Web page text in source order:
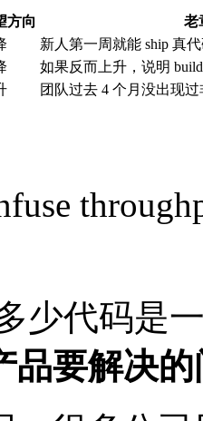
方向
老
新人第一周就能 ship 真
如果反而上升，说明
团队过去 4 个月没出现过
少代码是
品要解决